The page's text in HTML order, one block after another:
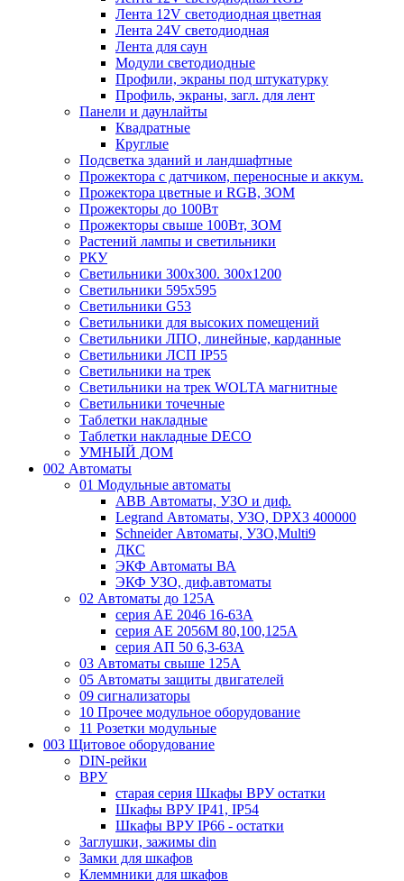
Лента 12V светодиодная цветная
Лента 24V светодиодная
Лента для саун
Модули светодиодные
Профили, экраны под штукатурку
Профиль, экраны, загл. для лент
Панели и даунлайты
Квадратные
Круглые
Подсветка зданий и ландшафтные
Прожектора с датчиком, переносные и аккум.
Прожектора цветные и RGB, ЗОМ
Прожекторы до 100Вт
Прожекторы свыше 100Вт, ЗОМ
Растений лампы и светильники
РКУ
Светильники 300х300. 300х1200
Светильники 595х595
Светильники G53
Светильники для высоких помещений
Светильники ЛПО, линейные, карданные
Светильники ЛСП IP55
Светильники на трек
Светильники на трек WOLTA магнитные
Светильники точечные
Таблетки накладные
Таблетки накладные DECO
УМНЫЙ ДОМ
002 Автоматы
01 Модульные автоматы
ABB Автоматы, УЗО и диф.
Legrand Автоматы, УЗО, DPX3 400000
Schneider Автоматы, УЗО,Multi9
ДКС
ЭКФ Автоматы ВА
ЭКФ УЗО, диф.автоматы
02 Автоматы до 125А
серия АЕ 2046 16-63А
серия АЕ 2056М 80,100,125А
серия АП 50 6,3-63А
03 Автоматы свыше 125А
05 Автоматы защиты двигателей
09 сигнализаторы
10 Прочее модульное оборудование
11 Розетки модульные
003 Щитовое оборудование
DIN-рейки
ВРУ
старая серия Шкафы ВРУ остатки
Шкафы ВРУ IP41, IP54
Шкафы ВРУ IP66 - остатки
Заглушки, зажимы din
Замки для шкафов
Клеммники для шкафов